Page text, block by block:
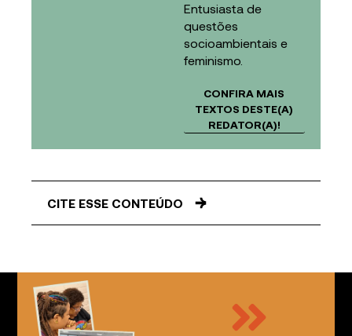
Entusiasta de
questões
socioambientais e
feminismo.
CONFIRA MAIS
TEXTOS DESTE(A)
REDATOR(A)!
CITE ESSE CONTEÚDO